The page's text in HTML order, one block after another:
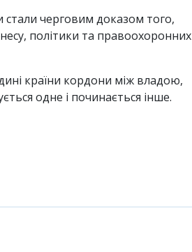
стали черговим доказом того,
політики та правоохоронних
країни кордони між владою,
одне і починається інше.